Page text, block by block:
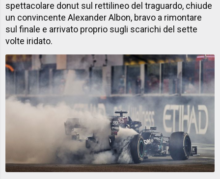
spettacolare donut sul rettilineo del traguardo, chiude
un convincente Alexander Albon, bravo a rimontare
sul finale e arrivato proprio sugli scarichi del sette
volte iridato.